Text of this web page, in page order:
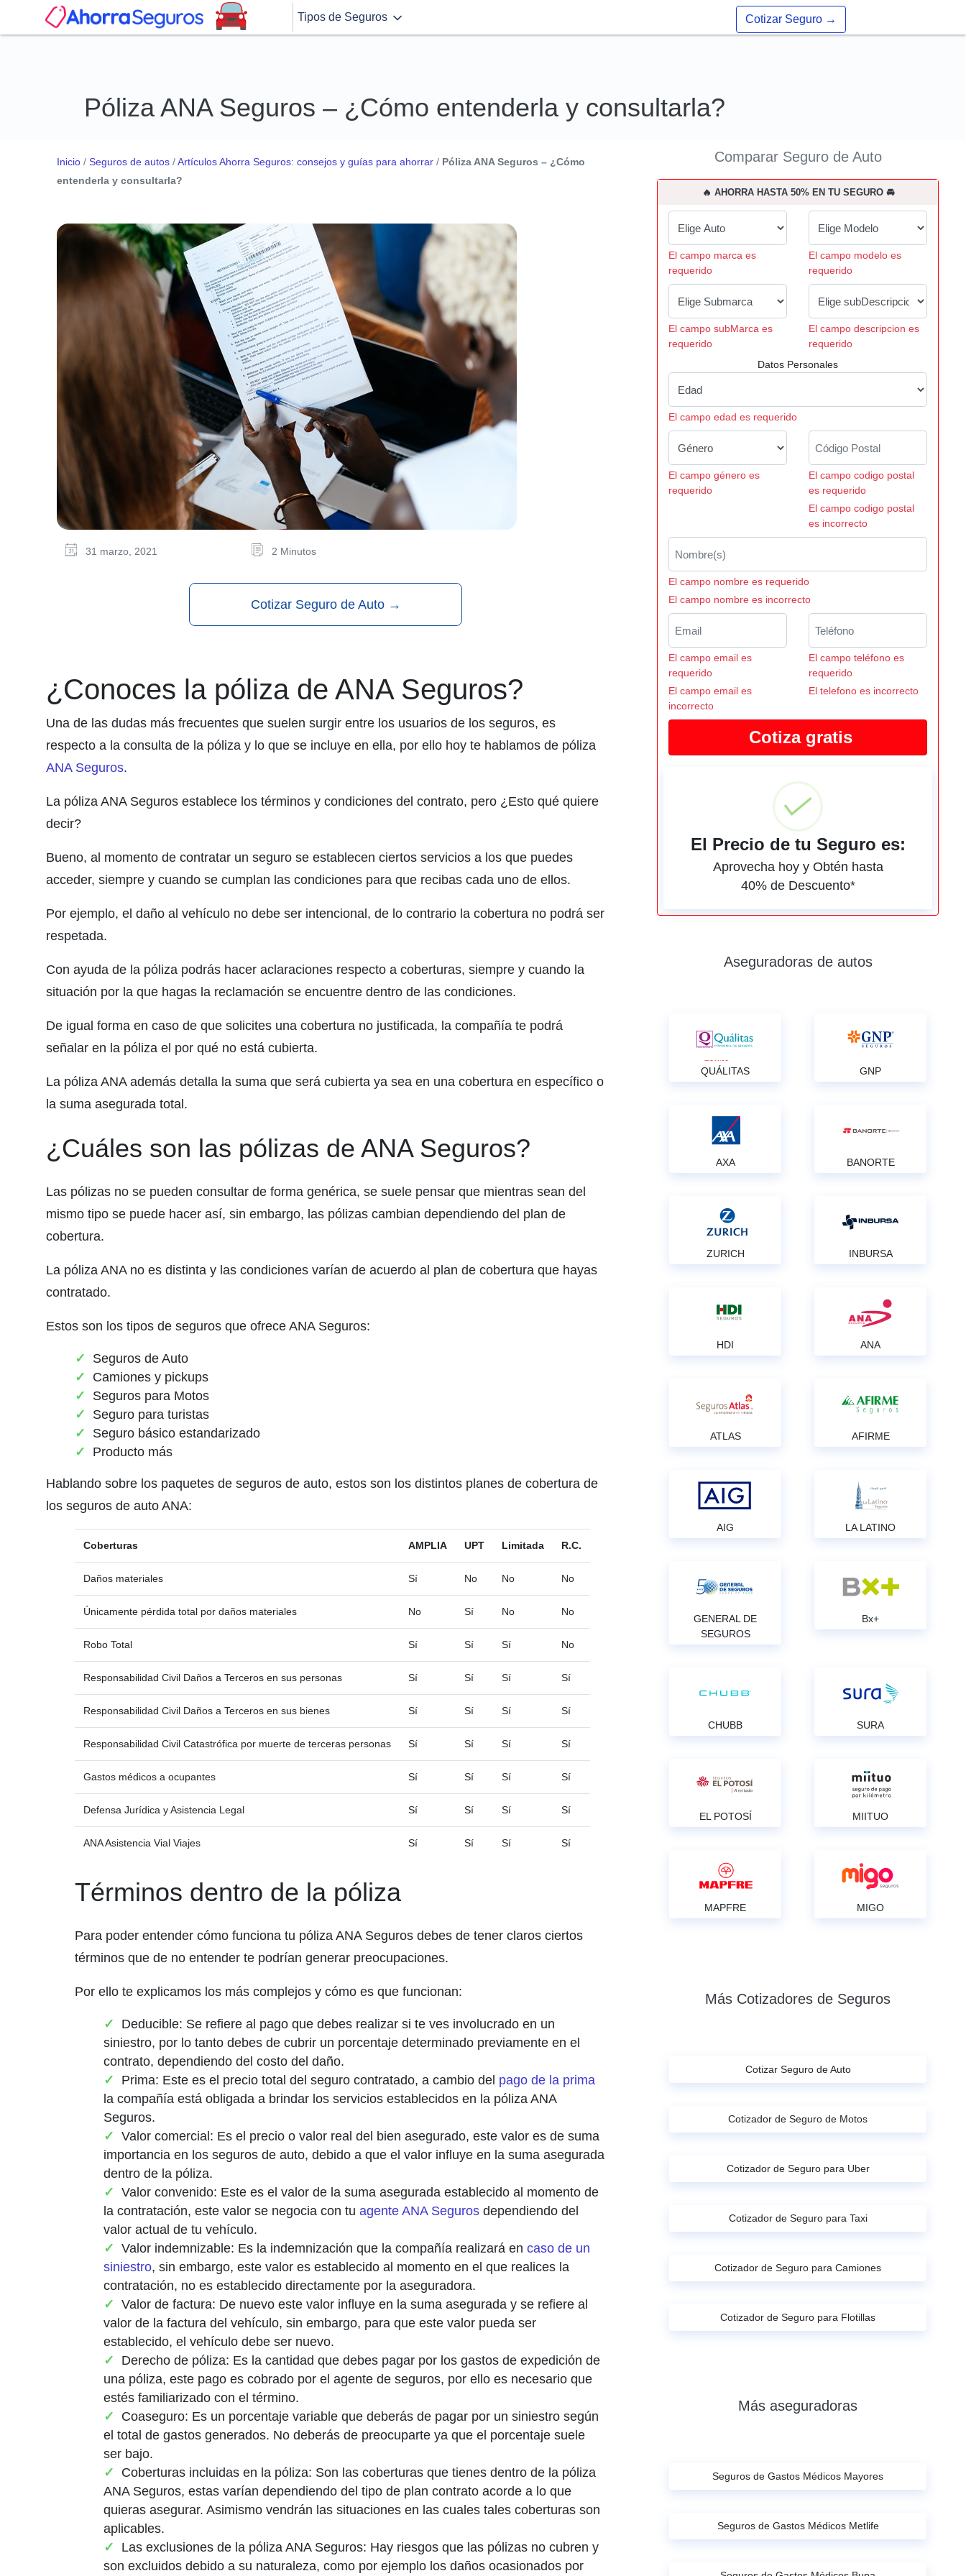
Tipos de Seguros Cotizar Seguro →
Póliza ANA Seguros – ¿Cómo entenderla y consultarla?
Inicio / Seguros de autos /Artículos Ahorra Seguros: consejos y guías para ahorrar / Póliza ANA Seguros – ¿Cómo
entenderla y consultarla?
31 marzo, 2021 2 Minutos
Cotizar Seguro de Auto →
¿Conoces la póliza de ANA Seguros?
Una de las dudas más frecuentes que suelen surgir entre los usuarios de los seguros, es
respecto a la consulta de la póliza y lo que se incluye en ella, por ello hoy te hablamos de póliza
ANA Seguros.
La póliza ANA Seguros establece los términos y condiciones del contrato, pero ¿Esto qué quiere
decir?
Bueno, al momento de contratar un seguro se establecen ciertos servicios a los que puedes
acceder, siempre y cuando se cumplan las condiciones para que recibas cada uno de ellos.
Por ejemplo, el daño al vehículo no debe ser intencional, de lo contrario la cobertura no podrá ser
respetada.
Con ayuda de la póliza podrás hacer aclaraciones respecto a coberturas, siempre y cuando la
situación por la que hagas la reclamación se encuentre dentro de las condiciones.
De igual forma en caso de que solicites una cobertura no justificada, la compañía te podrá
señalar en la póliza el por qué no está cubierta.
La póliza ANA además detalla la suma que será cubierta ya sea en una cobertura en específico o
la suma asegurada total.
¿Cuáles son las pólizas de ANA Seguros?
Las pólizas no se pueden consultar de forma genérica, se suele pensar que mientras sean del
mismo tipo se puede hacer así, sin embargo, las pólizas cambian dependiendo del plan de
cobertura.
La póliza ANA no es distinta y las condiciones varían de acuerdo al plan de cobertura que hayas
contratado.
Estos son los tipos de seguros que ofrece ANA Seguros:
Seguros de Auto
Camiones y pickups
Seguros para Motos
Seguro para turistas
Seguro básico estandarizado
Producto más
Hablando sobre los paquetes de seguros de auto, estos son los distintos planes de cobertura de
los seguros de auto ANA:
Coberturas AMPLIA UPT Limitada R.C.
Daños materiales Sí No No No
Únicamente pérdida total por daños materiales No Sí No No
Robo Total Sí Sí Sí No
Responsabilidad Civil Daños a Terceros en sus personas Sí Sí Sí Sí
Responsabilidad Civil Daños a Terceros en sus bienes Sí Sí Sí Sí
Responsabilidad Civil Catastrófica por muerte de terceras personas Sí Sí Sí Sí
Gastos médicos a ocupantes Sí Sí Sí Sí
Defensa Jurídica y Asistencia Legal Sí Sí Sí Sí
ANA Asistencia Vial Viajes Sí Sí Sí Sí
Términos dentro de la póliza
Para poder entender cómo funciona tu póliza ANA Seguros debes de tener claros ciertos
términos que de no entender te podrían generar preocupaciones.
Por ello te explicamos los más complejos y cómo es que funcionan:
Deducible: Se refiere al pago que debes realizar si te ves involucrado en un
siniestro, por lo tanto debes de cubrir un porcentaje determinado previamente en el
contrato, dependiendo del costo del daño.
Prima: Este es el precio total del seguro contratado, a cambio del pago de la prima
la compañía está obligada a brindar los servicios establecidos en la póliza ANA
Seguros.
Valor comercial: Es el precio o valor real del bien asegurado, este valor es de suma
importancia en los seguros de auto, debido a que el valor influye en la suma asegurada
dentro de la póliza.
Valor convenido: Este es el valor de la suma asegurada establecido al momento de
la contratación, este valor se negocia con tu agente ANA Seguros dependiendo del
valor actual de tu vehículo.
Valor indemnizable: Es la indemnización que la compañía realizará en caso de un
siniestro, sin embargo, este valor es establecido al momento en el que realices la
contratación, no es establecido directamente por la aseguradora.
Valor de factura: De nuevo este valor influye en la suma asegurada y se refiere al
valor de la factura del vehículo, sin embargo, para que este valor pueda ser
establecido, el vehículo debe ser nuevo.
Derecho de póliza: Es la cantidad que debes pagar por los gastos de expedición de
una póliza, este pago es cobrado por el agente de seguros, por ello es necesario que
estés familiarizado con el término.
Coaseguro: Es un porcentaje variable que deberás de pagar por un siniestro según
el total de gastos generados. No deberás de preocuparte ya que el porcentaje suele
ser bajo.
Coberturas incluidas en la póliza: Son las coberturas que tienes dentro de la póliza
ANA Seguros, estas varían dependiendo del tipo de plan contrato acorde a lo que
quieras asegurar. Asimismo vendrán las situaciones en las cuales tales coberturas son
aplicables.
Las exclusiones de la póliza ANA Seguros: Hay riesgos que las pólizas no cubren y
son excluidos debido a su naturaleza, como por ejemplo los daños ocasionados por
Comparar Seguro de Auto
🔥 AHORRA HASTA 50% EN TU SEGURO 🚘
El campo marca es
requerido
El campo modelo es
requerido
El campo subMarca es
requerido
El campo descripcion es
requerido
Datos Personales
El campo edad es requerido
El campo género es
requerido
El campo codigo postal
es requerido
El campo codigo postal
es incorrecto
El campo nombre es requerido
El campo nombre es incorrecto
El campo email es
requerido
El campo email es
incorrecto
El campo teléfono es
requerido
El telefono es incorrecto
El Precio de tu Seguro es:
Aprovecha hoy y Obtén hasta
40% de Descuento*
Aseguradoras de autos
QUÁLITAS GNP
AXA BANORTE
ZURICH INBURSA
HDI ANA
ATLAS AFIRME
AIG LA LATINO
GENERAL DE
SEGUROS
Bx+
CHUBB SURA
EL POTOSÍ MIITUO
MAPFRE MIGO
Más Cotizadores de Seguros
Cotizar Seguro de Auto
Cotizador de Seguro de Motos
Cotizador de Seguro para Uber
Cotizador de Seguro para Taxi
Cotizador de Seguro para Camiones
Cotizador de Seguro para Flotillas
Más aseguradoras
Seguros de Gastos Médicos Mayores
Seguros de Gastos Médicos Metlife